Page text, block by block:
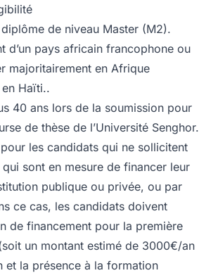
de niveau Master (M2).
d’un pays africain francophone ou
majoritairement en Afrique
Haïti..
40 ans lors de la soumission pour
de thèse de l’Université Senghor.
pour les candidats qui ne sollicitent
sont en mesure de financer leur
publique ou privée, ou par
ce cas, les candidats doivent
de financement pour la première
un montant estimé de 3000€/an
et la présence à la formation